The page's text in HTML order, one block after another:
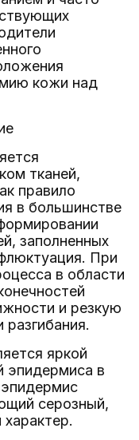
кожи над
тканей,
правило
в большинстве
заполненных
При
в области
и резкую
разгибания.
яркой
эпидермиса в
серозный,
характер.